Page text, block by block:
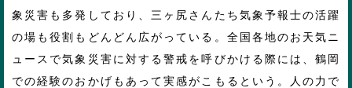
象災害も多発しており、三ヶ尻さんたち気象予報士の活躍
の場も役割もどんどん広がっている。全国各地のお天気ニ
ュースで気象災害に対する警戒を呼びかける際には、鶴岡
での経験のおかげもあって実感がこもるという。人の力で